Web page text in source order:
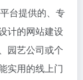
台提供的、专
计的网站建设
园艺公司或个
实用的线上门